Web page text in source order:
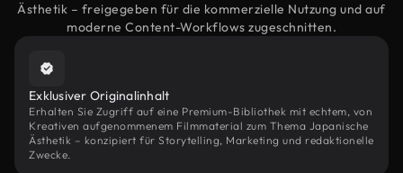
Ästhetik – freigegeben für die kommerzielle Nutzung und auf
moderne Content-Workflows zugeschnitten.
Exklusiver Originalinhalt
Erhalten Sie Zugriff auf eine Premium-Bibliothek mit echtem, von
Kreativen aufgenommenem Filmmaterial zum Thema Japanische
Ästhetik – konzipiert für Storytelling, Marketing und redaktionelle
Zwecke.